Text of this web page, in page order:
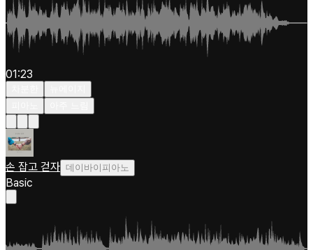
01:23
손 잡고 걷자 데이바이피아노
Basic